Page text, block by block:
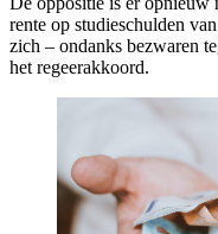
rente op studieschulden
zich – ondanks bezwaren
het regeerakkoord.